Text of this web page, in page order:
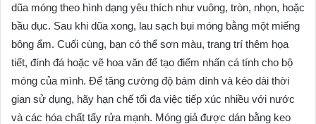
dũa móng theo hình dạng yêu thích như vuông, tròn, nhọn, hoặc
bầu dục. Sau khi dũa xong, lau sạch bụi móng bằng một miếng
bông ẩm. Cuối cùng, bạn có thể sơn màu, trang trí thêm họa
tiết, đính đá hoặc vẽ hoa văn để tạo điểm nhấn cá tính cho bộ
móng của mình. Để tăng cường độ bám dính và kéo dài thời
gian sử dụng, hãy hạn chế tối đa việc tiếp xúc nhiều với nước
và các hóa chất tẩy rửa mạnh. Móng giả được dán bằng keo